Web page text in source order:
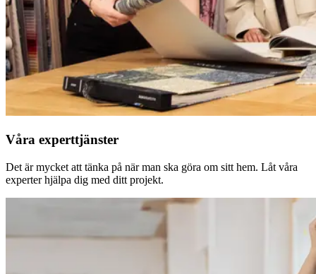
Våra experttjänster
Det är mycket att tänka på när man ska göra om sitt hem. Låt våra
experter hjälpa dig med ditt projekt.